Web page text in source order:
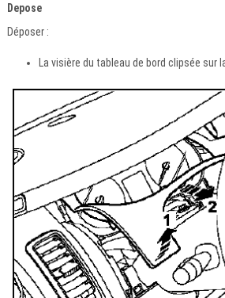
Depose
Déposer :
La visière du tableau de bord clipsée sur